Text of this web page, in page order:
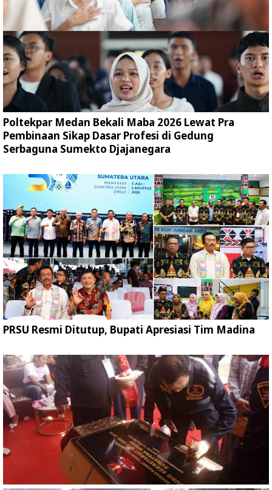
Poltekpar Medan Bekali Maba 2026 Lewat Pra
Pembinaan Sikap Dasar Profesi di Gedung
Serbaguna Sumekto Djajanegara
PRSU Resmi Ditutup, Bupati Apresiasi Tim Madina